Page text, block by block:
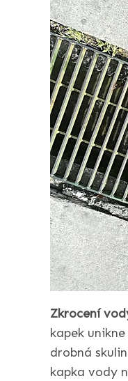
Zkrocení
kapek
drobná
kapka vody